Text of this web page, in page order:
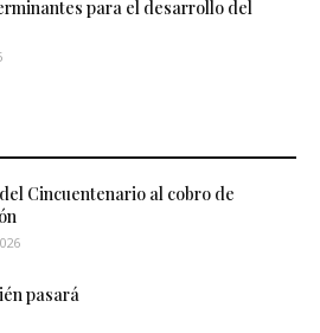
para el desarrollo del
Cincuentenario al cobro de
pasará